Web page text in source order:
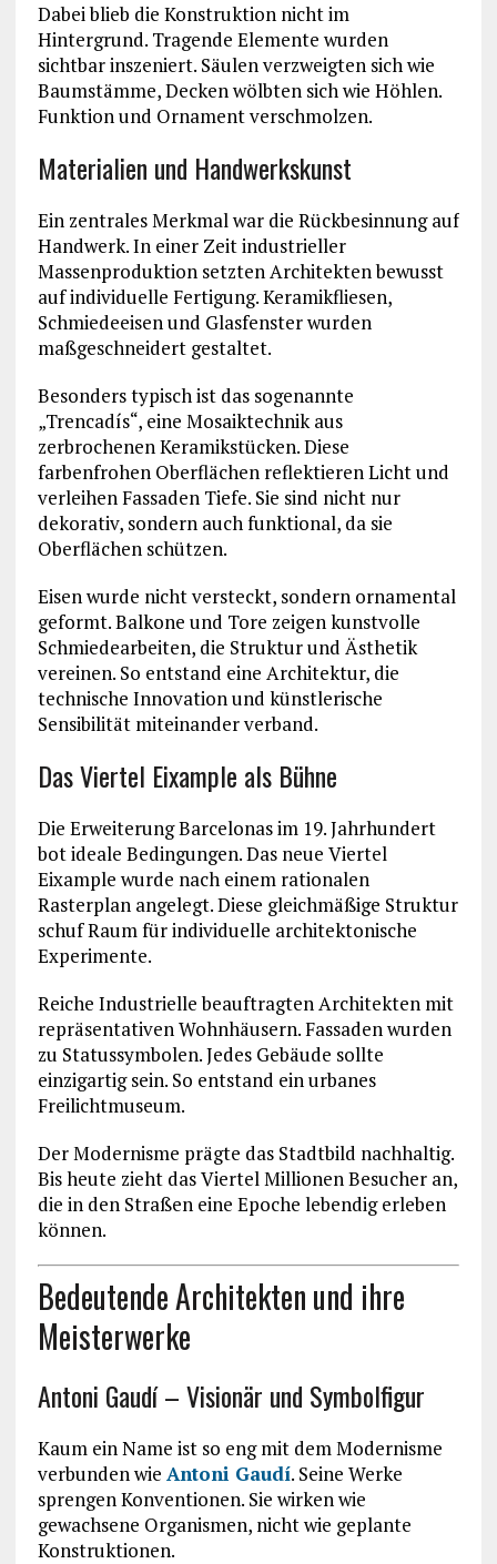
Dabei blieb die Konstruktion nicht im
Hintergrund. Tragende Elemente wurden
sichtbar inszeniert. Säulen verzweigten sich wie
Baumstämme, Decken wölbten sich wie Höhlen.
Funktion und Ornament verschmolzen.
Materialien und Handwerkskunst
Ein zentrales Merkmal war die Rückbesinnung auf
Handwerk. In einer Zeit industrieller
Massenproduktion setzten Architekten bewusst
auf individuelle Fertigung. Keramikfliesen,
Schmiedeeisen und Glasfenster wurden
maßgeschneidert gestaltet.
Besonders typisch ist das sogenannte
„Trencadís“, eine Mosaiktechnik aus
zerbrochenen Keramikstücken. Diese
farbenfrohen Oberflächen reflektieren Licht und
verleihen Fassaden Tiefe. Sie sind nicht nur
dekorativ, sondern auch funktional, da sie
Oberflächen schützen.
Eisen wurde nicht versteckt, sondern ornamental
geformt. Balkone und Tore zeigen kunstvolle
Schmiedearbeiten, die Struktur und Ästhetik
vereinen. So entstand eine Architektur, die
technische Innovation und künstlerische
Sensibilität miteinander verband.
Das Viertel Eixample als Bühne
Die Erweiterung Barcelonas im 19. Jahrhundert
bot ideale Bedingungen. Das neue Viertel
Eixample wurde nach einem rationalen
Rasterplan angelegt. Diese gleichmäßige Struktur
schuf Raum für individuelle architektonische
Experimente.
Reiche Industrielle beauftragten Architekten mit
repräsentativen Wohnhäusern. Fassaden wurden
zu Statussymbolen. Jedes Gebäude sollte
einzigartig sein. So entstand ein urbanes
Freilichtmuseum.
Der Modernisme prägte das Stadtbild nachhaltig.
Bis heute zieht das Viertel Millionen Besucher an,
die in den Straßen eine Epoche lebendig erleben
können.
Bedeutende Architekten und ihre
Meisterwerke
Antoni Gaudí – Visionär und Symbolfigur
Kaum ein Name ist so eng mit dem Modernisme
verbunden wie Antoni Gaudí. Seine Werke
sprengen Konventionen. Sie wirken wie
gewachsene Organismen, nicht wie geplante
Konstruktionen.